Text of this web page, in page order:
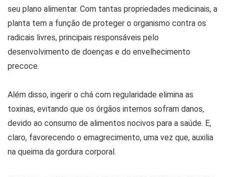
seu plano alimentar. Com tantas propriedades medicinais, a
planta tem a função de proteger o organismo contra os
radicais livres, principais responsáveis pelo
desenvolvimento de doenças e do envelhecimento
precoce.
Além disso, ingerir o chá com regularidade elimina as
toxinas, evitando que os órgãos internos sofram danos,
devido ao consumo de alimentos nocivos para a saúde. E,
claro, favorecendo o emagrecimento, uma vez que, auxilia
na queima da gordura corporal.